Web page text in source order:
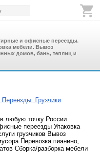
и офисные переезды.
мебели. Вывоз
домов, бань, теплиц и
Переезды. Грузчики
в любую точку России
переезды Упаковка
грузчиков Вывоз
Перевозка пианино,
Сборка/разборка мебели